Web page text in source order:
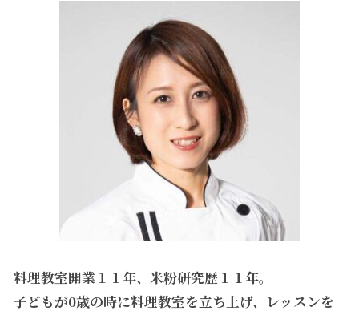
料理教室開業１１年、米粉研究歴１１年。
子どもが0歳の時に料理教室を立ち上げ、レッスンを